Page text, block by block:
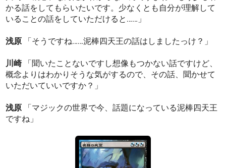
かる話をしてもらいたいです。少なくとも自分が理解して
いることの話をしていただけると……」
浅原 「そうですね……泥棒四天王の話はしましたっけ？」
川崎「聞いたことないですし想像もつかない話ですけど、
概念よりはわかりそうな気がするので、その話、聞かせて
いただいていいですか？」
浅原 「マジックの世界で今、話題になっている泥棒四天王
ですね」